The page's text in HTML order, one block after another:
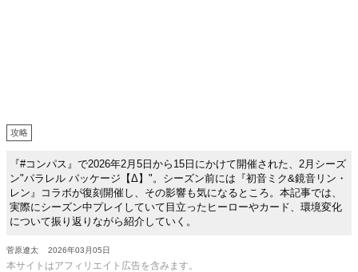
攻略
『#コンパス』で2026年2月5日から15日にかけて開催された、2月シーズ
ン"パラレル パッケージ【Δ】"。シーズン前には『初音ミク&鏡音リン・
レン』コラボが復刻開催し、その影響も気になるところ。本記事では、
実際にシーズン中プレイしていて目立ったヒーローやカード、環境変化
について振り返りながら紹介していく。
菅原遼太 2026年03月05日
本サイトはアフィリエイト広告を含みます。